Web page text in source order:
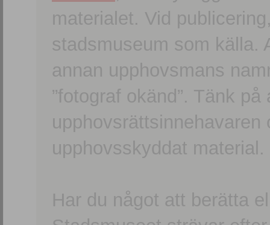
materialet. Vid
stadsmuseum som källa.
annan upphovsmans
”fotograf okänd”. Tänk
upphovsskyddat material.
Har du något att berätta